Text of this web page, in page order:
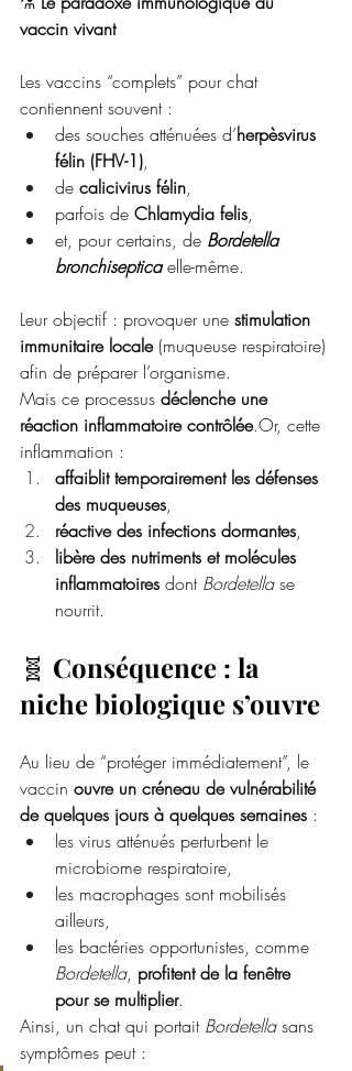
vaccin vivant
Les vaccins “complets” pour chat
contiennent souvent :
des souches atténuées d’herpèsvirus
félin (FHV-1),
de calicivirus félin,
parfois de Chlamydia felis,
et, pour certains, de Bordetella
bronchiseptica elle-même.
Leur objectif : provoquer une stimulation
immunitaire locale (muqueuse respiratoire)
afin de préparer l’organisme.
Mais ce processus déclenche une
réaction inflammatoire contrôlée.Or, cette
inflammation :
affaiblit temporairement les défenses
des muqueuses,
réactive des infections dormantes,
libère des nutriments et molécules
inflammatoires dont Bordetella se
nourrit.
🧬 Conséquence : la
niche biologique s’ouvre
Au lieu de “protéger immédiatement”, le
vaccin ouvre un créneau de vulnérabilité
de quelques jours à quelques semaines :
les virus atténués perturbent le
microbiome respiratoire,
les macrophages sont mobilisés
ailleurs,
les bactéries opportunistes, comme
Bordetella, profitent de la fenêtre
pour se multiplier.
Ainsi, un chat qui portait Bordetella sans
symptômes peut :